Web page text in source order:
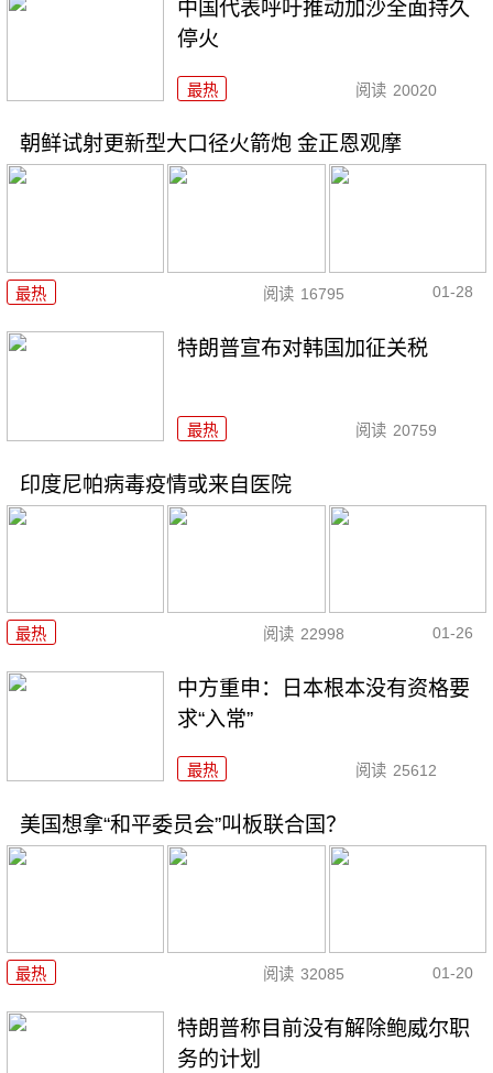
中国代表呼吁推动加沙全面持久
停火
最热 阅读 20020
朝鲜试射更新型大口径火箭炮 金正恩观摩
最热 阅读 16795 01-28
特朗普宣布对韩国加征关税
最热 阅读 20759
印度尼帕病毒疫情或来自医院
最热 阅读 22998 01-26
中方重申：日本根本没有资格要
求“入常”
最热 阅读 25612
美国想拿“和平委员会”叫板联合国？
最热 阅读 32085 01-20
特朗普称目前没有解除鲍威尔职
务的计划